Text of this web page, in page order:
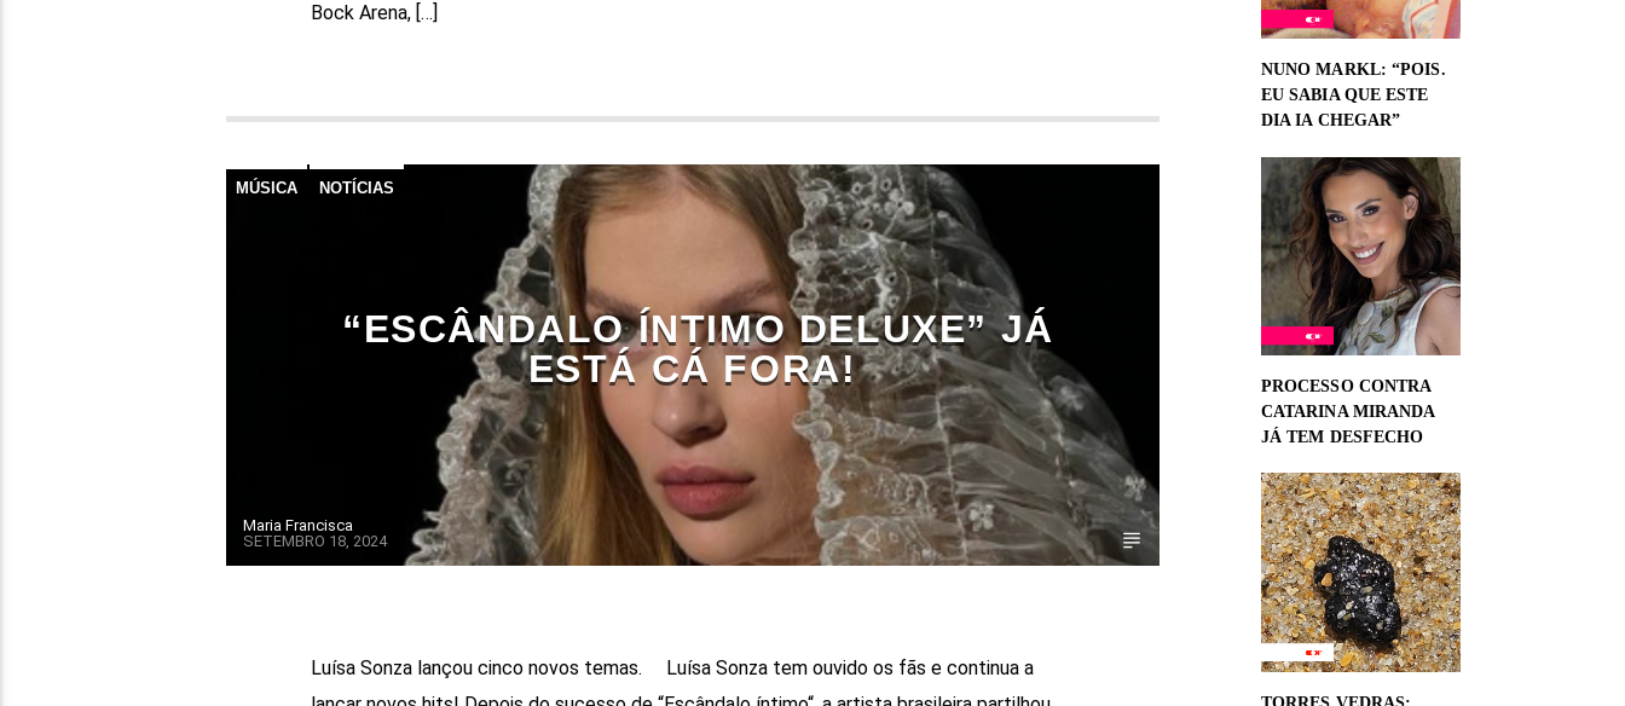
Bock Arena, […]
MÚSICA NOTÍCIAS
“ESCÂNDALO ÍNTIMO DELUXE” JÁ
ESTÁ CÁ FORA!
Maria Francisca
SETEMBRO 18, 2024
Luísa Sonza lançou cinco novos temas. Luísa Sonza tem ouvido os fãs e continua a
NUNO MARKL: “POIS.
EU SABIA QUE ESTE
DIA IA CHEGAR”
PROCESSO CONTRA
CATARINA MIRANDA
JÁ TEM DESFECHO